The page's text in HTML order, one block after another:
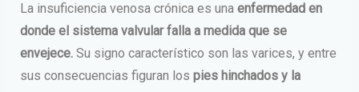
La insuficiencia venosa crónica es una enfermedad en
donde el sistema valvular falla a medida que se
envejece.Su signo característico son las varices, y entre
sus consecuencias figuran los pies hinchados y la